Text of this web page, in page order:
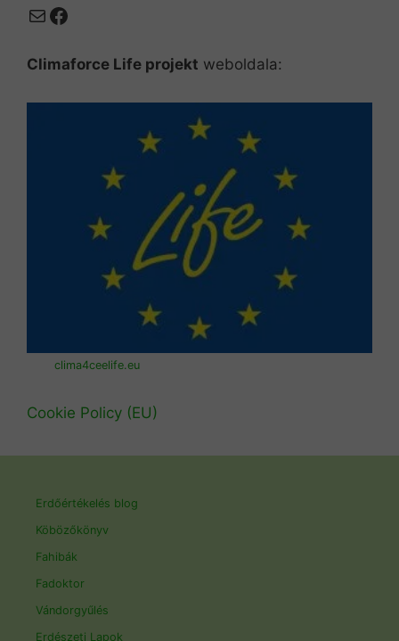
MailFacebook
Climaforce Life projekt weboldala:
clima4ceelife.eu
Cookie Policy (EU)
Erdőértékelés blog
Köbözőkönyv
Fahibák
Fadoktor
Vándorgyűlés
Erdészeti Lapok